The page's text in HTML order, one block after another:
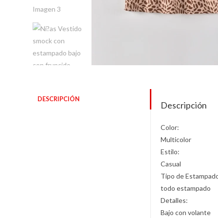
DESCRIPCIÓN
Descripción
Color:
Multicolor
Estilo:
Casual
Tipo de
todo estampado
Detalles:
Bajo con volante